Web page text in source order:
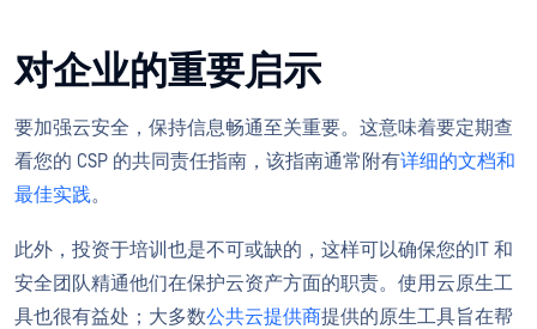
对企业的重要启示
要加强云安全，保持信息畅通至关重要。这意味着要定期查
看您的 CSP 的共同责任指南，该指南通常附有详细的文档和
最佳实践。
此外，投资于培训也是不可或缺的，这样可以确保您的IT 和
安全团队精通他们在保护云资产方面的职责。使用云原生工
具也很有益处；大多数公共云提供商提供的原生工具旨在帮